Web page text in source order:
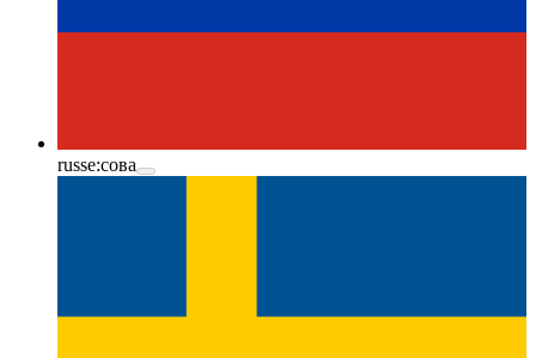
russe:сова